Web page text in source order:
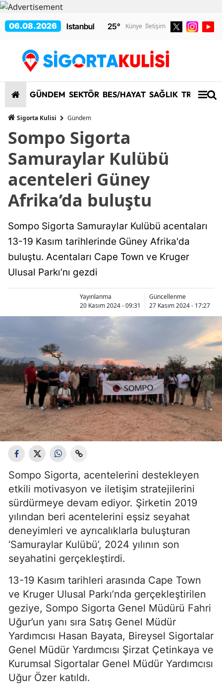
06.08.2026 25° Künye İletişim
GÜNDEM SEKTÖR BES/HAYAT SAĞLIK TRAFİK/
Sigorta Kulisi Gündem
Sompo Sigorta
Samuraylar Kulübü
acenteleri Güney
Afrika’da buluştu
Sompo Sigorta Samuraylar Kulübü acentaları
13-19 Kasım tarihlerinde Güney Afrika'da
buluştu. Acentaları Cape Town ve Kruger
Ulusal Parkı’nı gezdi
Yayınlanma
20 Kasım 2024 - 09:31
Güncellenme
27 Kasım 2024 - 17:27
Sompo Sigorta, acentelerini destekleyen
etkili motivasyon ve iletişim stratejilerini
sürdürmeye devam ediyor. Şirketin 2019
yılından beri acentelerini eşsiz seyahat
deneyimleri ve ayrıcalıklarla buluşturan
‘Samuraylar Kulübü’, 2024 yılının son
seyahatini gerçekleştirdi.
13-19 Kasım tarihleri arasında Cape Town
ve Kruger Ulusal Parkı’nda gerçekleştirilen
geziye, Sompo Sigorta Genel Müdürü Fahri
Uğur’un yanı sıra Satış Genel Müdür
Yardımcısı Hasan Bayata, Bireysel Sigortalar
Genel Müdür Yardımcısı Şirzat Çetinkaya ve
Kurumsal Sigortalar Genel Müdür Yardımcısı
Uğur Özer katıldı.